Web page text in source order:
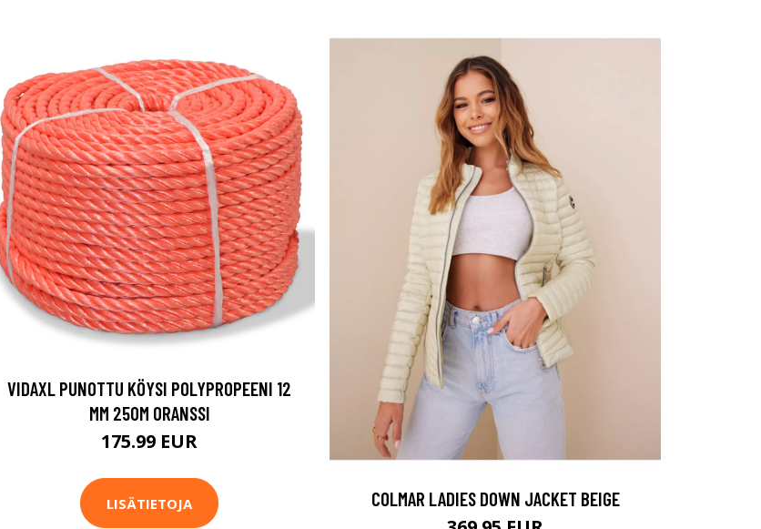
VIDAXL PUNOTTU KÖYSI POLYPROPEENI 12
MM 250M ORANSSI
175.99 EUR
LISÄTIETOJA COLMAR LADIES DOWN JACKET BEIGE